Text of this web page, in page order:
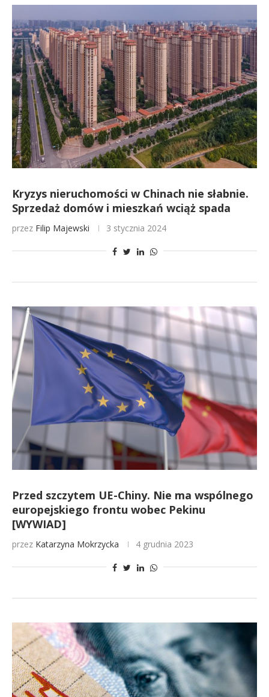
Kryzys nieruchomości w Chinach nie słabnie.
Sprzedaż domów i mieszkań wciąż spada
przez Filip Majewski 3 stycznia 2024
Przed szczytem UE-Chiny. Nie ma wspólnego
europejskiego frontu wobec Pekinu
[WYWIAD]
przez Katarzyna Mokrzycka 4 grudnia 2023